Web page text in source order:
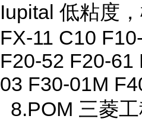
Iupital 低粘度
FX-11 C10
F20-52 F20-61
03 F30-01M
8.POM 三菱